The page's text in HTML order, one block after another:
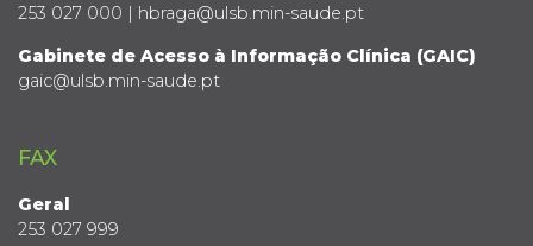
253 027 000 | hbraga@ulsb.min-saude.pt
Gabinete de Acesso à Informação Clínica (GAIC)
gaic@ulsb.min-saude.pt
FAX
Geral
253 027 999